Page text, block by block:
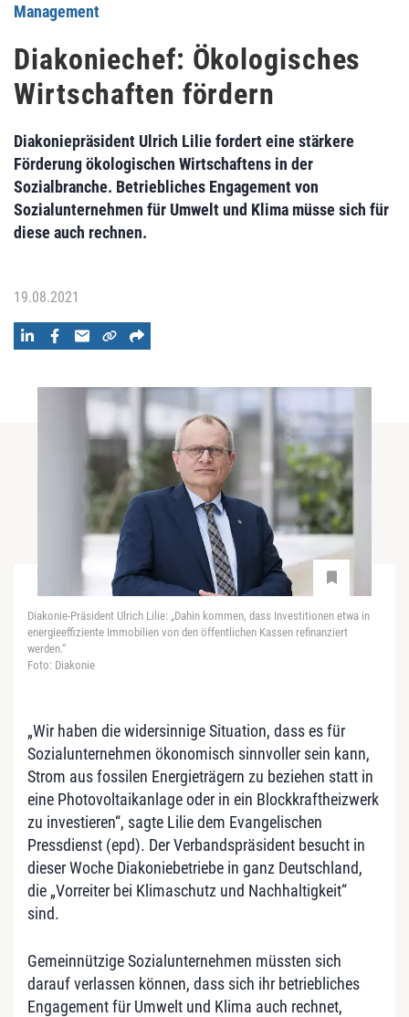
Management
Diakoniechef: Ökologisches
Wirtschaften fördern
Diakoniepräsident Ulrich Lilie fordert eine stärkere
Förderung ökologischen Wirtschaftens in der
Sozialbranche. Betriebliches Engagement von
Sozialunternehmen für Umwelt und Klima müsse sich für
diese auch rechnen.
19.08.2021
Diakonie-Präsident Ulrich Lilie: „Dahin kommen, dass Investitionen etwa in
energieeffiziente Immobilien von den öffentlichen Kassen refinanziert
werden.“
Foto: Diakonie
„Wir haben die widersinnige Situation, dass es für
Sozialunternehmen ökonomisch sinnvoller sein kann,
Strom aus fossilen Energieträgern zu beziehen statt in
eine Photovoltaikanlage oder in ein Blockkraftheizwerk
zu investieren“, sagte Lilie dem Evangelischen
Pressdienst (epd). Der Verbandspräsident besucht in
dieser Woche Diakoniebetriebe in ganz Deutschland,
die „Vorreiter bei Klimaschutz und Nachhaltigkeit“
sind.
Gemeinnützige Sozialunternehmen müssten sich
darauf verlassen können, dass sich ihr betriebliches
Engagement für Umwelt und Klima auch rechnet,